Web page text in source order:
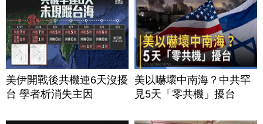
美伊開戰後共機連6天沒擾
台 學者析消失主因
美以嚇壞中南海？中共罕
見5天「零共機」擾台